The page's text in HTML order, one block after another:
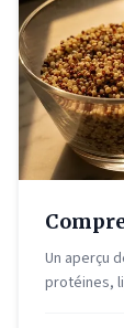
Un aperçu
protéines,